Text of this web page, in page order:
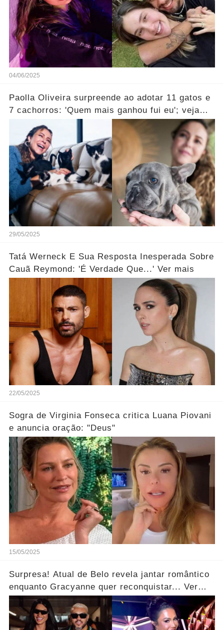
04/06/2025
Paolla Oliveira surpreende ao adotar 11 gatos e
7 cachorros: 'Quem mais ganhou fui eu'; veja
29/05/2025
Tatá Werneck E Sua Resposta Inesperada Sobre
Cauã Reymond: 'É Verdade Que...' Ver mais
22/05/2025
Sogra de Virginia Fonseca critica Luana Piovani
e anuncia oração: "Deus"
15/05/2025
Surpresa! Atual de Belo revela jantar romântico
enquanto Gracyanne quer reconquistar... Ver
mais